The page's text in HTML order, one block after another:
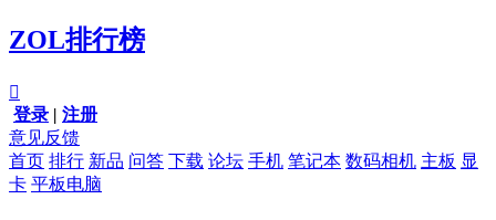
ZOL排行榜

登录 | 注册
意见反馈
首页 排行 新品 问答 下载 论坛 手机 笔记本 数码相机 主板 显
卡 平板电脑